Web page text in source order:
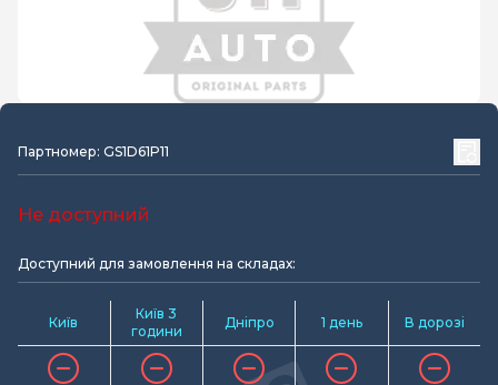
Партномер: GS1D61P11
Не доступний
Доступний для замовлення на складах:
Київ
Київ 3
години
Дніпро 1 день В дорозі